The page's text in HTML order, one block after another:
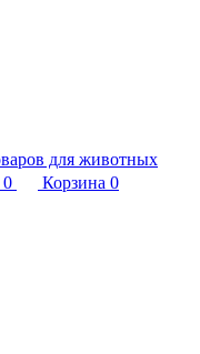
0 Корзина 0